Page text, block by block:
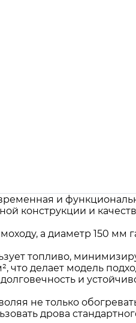
и
конструкции и
а диаметр 150 мм
топливо,
что делает модель
и
не только
дрова